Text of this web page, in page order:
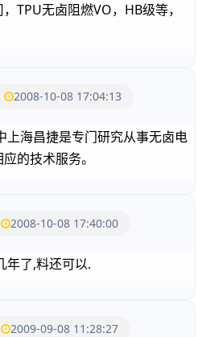
TPU无卤阻燃VO，HB级等，
2008-10-08 17:04:13
上海昌捷是专门研究从事无卤电
的技术服务。
2008-10-08 17:40:00
年了,料还可以.
2009-09-08 11:28:27